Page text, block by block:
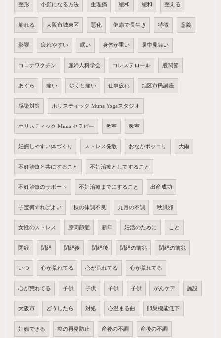
整形 小顔になる方法 生理痛 緩和 緩和 整える
崩れる 大阪市城東区 悪化 健康で長生き 特徴 意義
影響 疲れやすい 眠い 身体が重い 暑中見舞い
コロナワクチン 産婦人科学会 コレステロール 股関節
あぐら 痛い 歩くと痛い 仕事疲れ 旭区市民講座
感染対策 ホリスティック Muna Yogaスタジオ
ホリスティック Muna セラピー 教室 教室
妊娠しやすい体づくり ストレス発散 おなかポッコリ 大雨
不妊治療と共にすること 不妊治療としてすること
不妊治療のサポート 不妊治療までにすること 出産成功
子宝何すればよい 秋の体調不良 九月の不調 秋風邪
女性のストレス 膝関節症 新年 妊活のために こと
閉経 閉経 閉経後 閉経後 閉経の前兆 閉経の前兆
いつ 心が荒れてる 心が荒れてる 心が荒れてる
心が荒れてる 子供 子供 子供 子供 がんケア 施設
大阪市 どうしたら 対処 心温まる曲 卵巣機能低下
妊娠できる 癌の再発防止 産後の不調 産後の不調